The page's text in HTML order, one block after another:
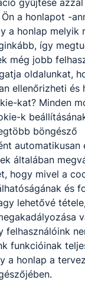
gyűjtése
a honlapot -
a honlap melyik
így
még jobb
oldalunkat,
ellenőrizheti és
kat? Minden
k
böngésző
automatikusan
általában
hogy mivel a
és
lehetővé
felhasználóink
funkcióinak
a honlap a